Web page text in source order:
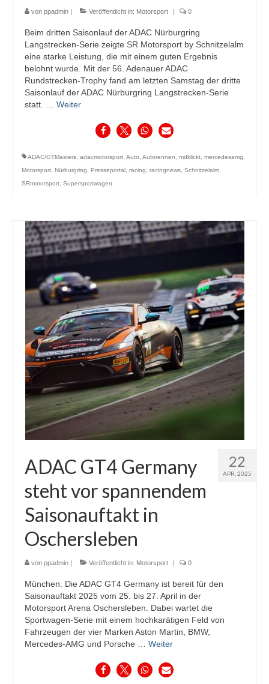
von ppadmin Veröffentlicht in: Motorsport 0
Beim dritten Saisonlauf der ADAC Nürburgring
Langstrecken-Serie zeigte SR Motorsport by Schnitzelalm
eine starke Leistung, die mit einem guten Ergebnis
belohnt wurde. Mit der 56. Adenauer ADAC
Rundstrecken-Trophy fand am letzten Samstag der dritte
Saisonlauf der ADAC Nürburgring Langstrecken-Serie
statt. … Weiter
ADAC/GTMasters, adacmotorsport, Auto, Autorennen, mdklickt, mercedesamg,
Motorsport, Nürburgring, Presseportal , racing, racingnews, Schnitzelalm,
SRmotorsport, Supersportwagen
22
APR. 2025
ADAC GT4 Germany
steht vor spannendem
Saisonauftakt in
Oschersleben
von ppadmin Veröffentlicht in: Motorsport 0
München. Die ADAC GT4 Germany ist bereit für den
Saisonauftakt 2025 vom 25. bis 27. April in der
Motorsport Arena Oschersleben. Dabei wartet die
Sportwagen-Serie mit einem hochkarätigen Feld von
Fahrzeugen der vier Marken Aston Martin, BMW,
Mercedes-AMG und Porsche … Weiter